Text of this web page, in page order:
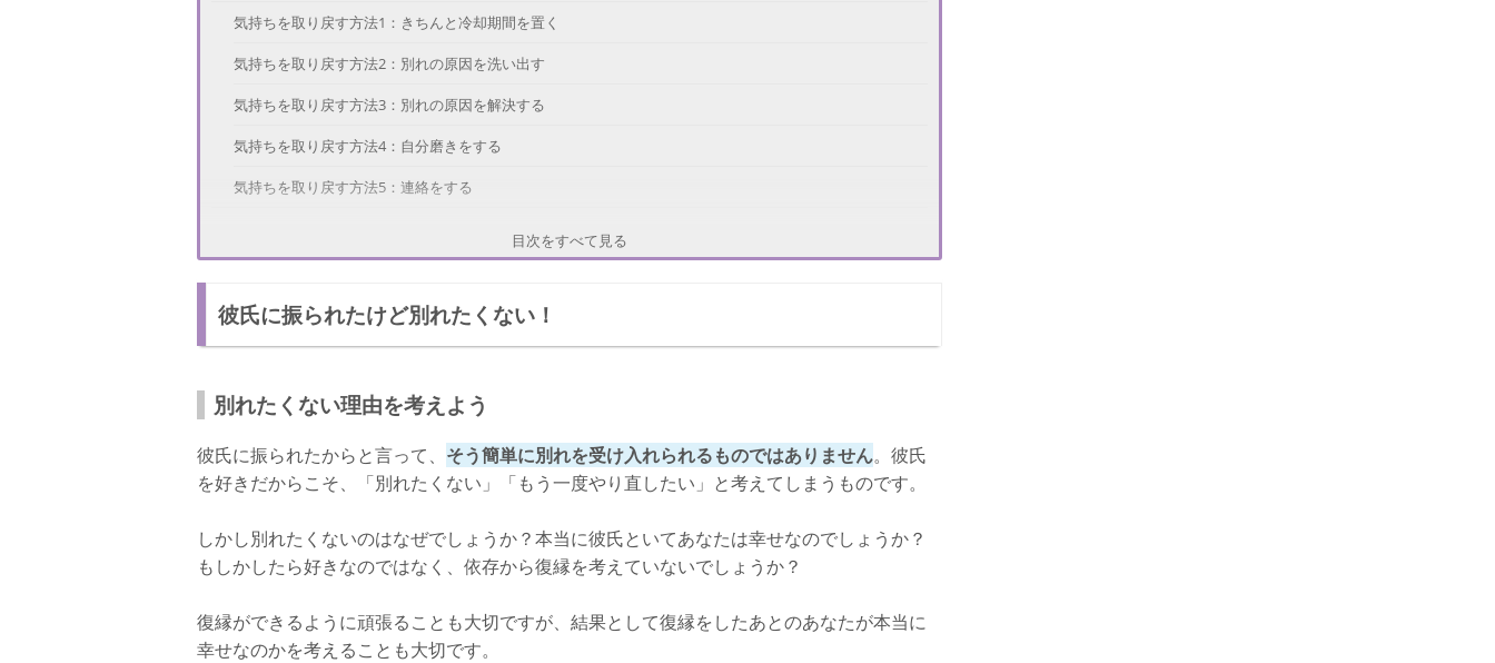
気持ちを取り戻す方法1：きちんと冷却期間を置く
気持ちを取り戻す方法2：別れの原因を洗い出す
気持ちを取り戻す方法3：別れの原因を解決する
気持ちを取り戻す方法4：自分磨きをする
気持ちを取り戻す方法5：連絡をする
2. SNSに別れについて書く
3. ブロックをする
4. 男遊びをする
別れたいと言われたときの対処法
効果的な行動2：謝罪と感謝をする
よりを戻したくなる彼女の特徴
目次をすべて見る
彼氏に振られたけど別れたくない！
別れたくない理由を考えよう
彼氏に振られたからと言って、 そう簡単に別れを受け入れられるものではありません。彼氏
を好きだからこそ、「別れたくない」「もう一度やり直したい」と考えてしまうものです。
しかし別れたくないのはなぜでしょうか？本当に彼氏といてあなたは幸せなのでしょうか？
もしかしたら好きなのではなく、依存から復縁を考えていないでしょうか？
復縁ができるように頑張ることも大切ですが、結果として復縁をしたあとのあなたが本当に
幸せなのかを考えることも大切です。